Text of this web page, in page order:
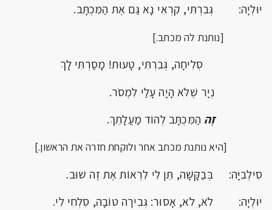
יוּלְיָה: גְּבִרְתִּי, קִרְאִי נָא גַּם אֶת הַמִּכְתָּב.
[נותנת לה מכתב.]
סְלִיחָה, גְּבִרְתִּי, טָעוּת! מָסַרְתִּי לָךְ
נְיָר שֶׁלֹּא הָיָה עָלַי לִמְסֹר.
זֶה הַמִּכְתָּב לְהוֹד מַעֲלָתֵךְ.
[היא נותנת מכתב אחר ולוקחת חזרה את הראשון.]
סִילְבִיָּה: בְּבַקָּשָׁה, תֵּן לִי לִרְאוֹת אֶת זֶה שׁוּב.
יוּלְיָה: לֹא, לֹא, אָסוּר: גְּבִירָה טוֹבָה, סִלְחִי לִי.